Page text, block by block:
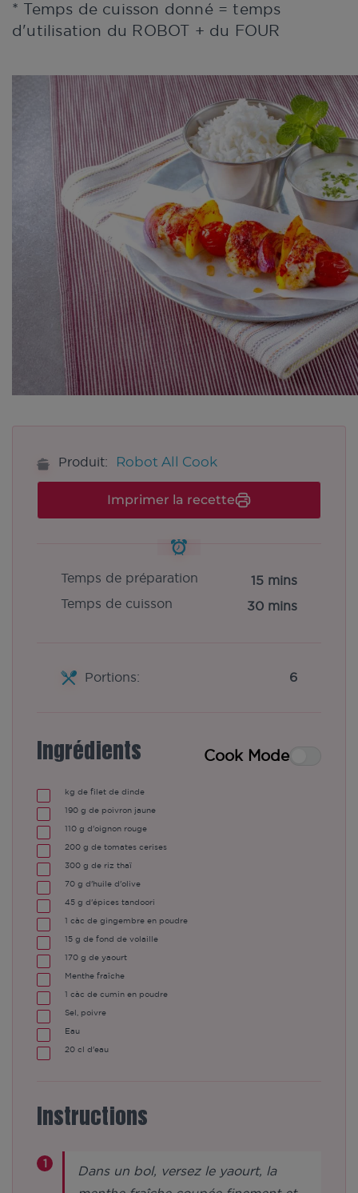
* Temps de cuisson donné = temps
d'utilisation du ROBOT + du FOUR
Produit: Robot All Cook
Imprimer la recette
Temps de préparation
15 mins
Temps de cuisson
30 mins
Portions: 6
Ingrédients Cook Mode
kg de filet de dinde
190 g de poivron jaune
110 g d'oignon rouge
200 g de tomates cerises
300 g de riz thaï
70 g d'huile d'olive
45 g d'épices tandoori
1 càc de gingembre en poudre
15 g de fond de volaille
170 g de yaourt
Menthe fraîche
1 càc de cumin en poudre
Sel, poivre
Eau
20 cl d'eau
Instructions
Dans un bol, versez le yaourt, la